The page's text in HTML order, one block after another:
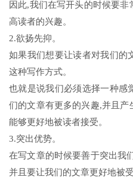
因此,我们在写开头的时候要
高读者的兴趣。
2.欲扬先抑。
如果我们想要让读者对我们的
这种写作方式。
也就是说我们必须选择一种感
们的文章有更多的兴趣,并且
能够更好地被读者接受。
3.突出优势。
在写文章的时候要善于突出我
并且要让我们的文章更好地被受